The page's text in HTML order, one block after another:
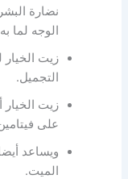
نضارة
الوجه لما
زيت
التجميل.
زيت
على
ويساعد
الميت.